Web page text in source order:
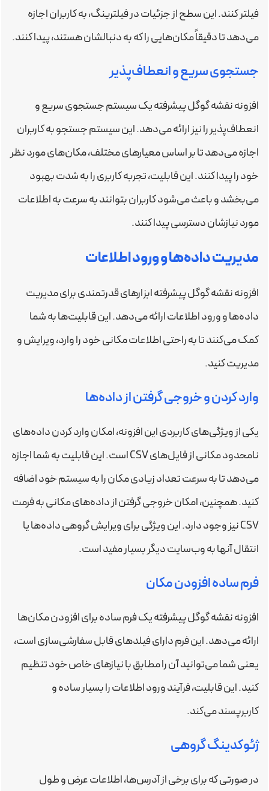
فیلتر کنند. این سطح از جزئیات در فیلترینگ، به کاربران اجازه
می‌دهد تا دقیقاً مکان‌هایی را که به دنبالشان هستند، پیدا کنند.
جستجوی سریع و انعطاف‌پذیر
افزونه نقشه گوگل پیشرفته یک سیستم جستجوی سریع و
انعطاف‌پذیر را نیز ارائه می‌دهد. این سیستم جستجو به کاربران
اجازه می‌دهد تا بر اساس معیارهای مختلف، مکان‌های مورد نظر
خود را پیدا کنند. این قابلیت، تجربه کاربری را به شدت بهبود
می‌بخشد و باعث می‌شود کاربران بتوانند به سرعت به اطلاعات
مورد نیازشان دسترسی پیدا کنند.
مدیریت داده‌ها و ورود اطلاعات
افزونه نقشه گوگل پیشرفته ابزارهای قدرتمندی برای مدیریت
داده‌ها و ورود اطلاعات ارائه می‌دهد. این قابلیت‌ها به شما
کمک می‌کنند تا به راحتی اطلاعات مکانی خود را وارد، ویرایش و
مدیریت کنید.
وارد کردن و خروجی گرفتن از داده‌ها
یکی از ویژگی‌های کاربردی این افزونه، امکان وارد کردن داده‌های
نامحدود مکانی از فایل‌های CSV است. این قابلیت به شما اجازه
می‌دهد تا به سرعت تعداد زیادی مکان را به سیستم خود اضافه
کنید. همچنین، امکان خروجی گرفتن از داده‌های مکانی به فرمت
CSV نیز وجود دارد. این ویژگی برای ویرایش گروهی داده‌ها یا
انتقال آنها به وب‌سایت دیگر بسیار مفید است.
فرم ساده افزودن مکان
افزونه نقشه گوگل پیشرفته یک فرم ساده برای افزودن مکان‌ها
ارائه می‌دهد. این فرم دارای فیلدهای قابل سفارشی‌سازی است،
یعنی شما می‌توانید آن را مطابق با نیازهای خاص خود تنظیم
کنید. این قابلیت، فرآیند ورود اطلاعات را بسیار ساده و
کاربرپسند می‌کند.
ژئوکدینگ گروهی
در صورتی که برای برخی از آدرس‌ها، اطلاعات عرض و طول